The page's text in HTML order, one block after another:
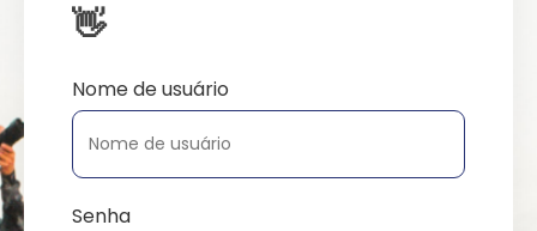
👋
Nome de usuário
Senha